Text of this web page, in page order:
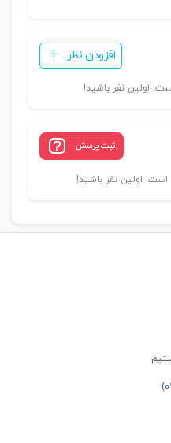
افزودن نظر
اولین نفر باشید!
ثبت پرسش
اولین نفر باشید!